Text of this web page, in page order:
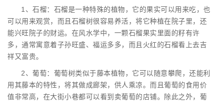
1、石榴：石榴是一种特殊的植物，它的果实可以用来吃，也
可以用来观赏，而且石榴树很容易养活，将它种植在院子里，还
能兴旺院子的财运。在风水学中，一颗石榴果实里面的籽有许
多，通常寓意着子孙旺盛、福运多多，而且火红的石榴看上去吉
祥又富贵。
2、葡萄：葡萄树类似于藤本植物，它可以随意攀爬，还能利
用其藤本的特性，将其做成廊架，供人乘凉。而且葡萄的食用价
值非常高，在大街小巷都可以看到卖葡萄的店铺。除此之外，葡